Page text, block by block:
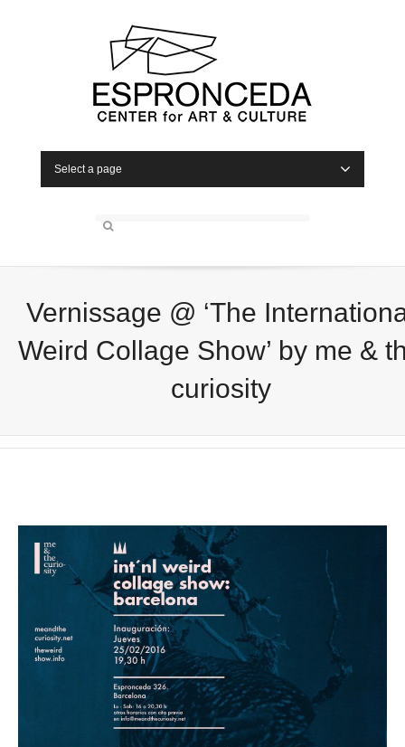
Select a page
Vernissage @ ‘The
Weird Collage Show’ by me &
curiosity